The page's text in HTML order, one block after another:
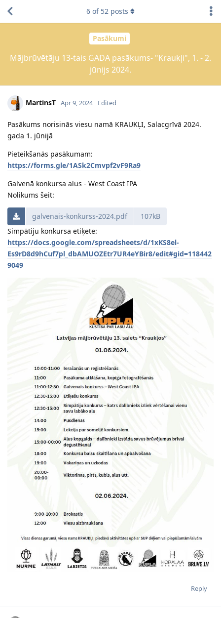
Pasākumi
Mājbrūvētāju 13-tais GADA pasākums- "Kraukļi", 1. - 2.
jūnijs 2024.
6 of 52 posts
MartinsT Apr 9, 2024 Edited
Pasākums norisinās viesu namā KRAUKĻI, Salacgrīvā 2024.
gada 1. jūnijā
Pieteikšanās pasākumam:
https://forms.gle/1ASk2Cmvpf2vF9Ra9
Galvenā konkursa alus - West Coast IPA
Nolikums šeit:
galvenais-konkurss-2024.pdf
107kB
Simpātiju konkursa etiķete:
https://docs.google.com/spreadsheets/d/1xKS8el-
Es9rD8d9hCuf7pl_dbAMUOZEtr7UR4eYBir8/edit#gid=118442
9049
Reply